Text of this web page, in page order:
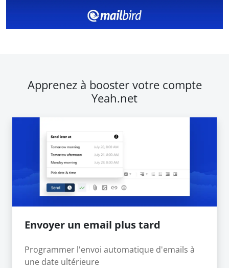
Apprenez à booster votre compte
Yeah.net
Envoyer un email plus tard
Programmer l'envoi automatique d'emails à
une date ultérieure